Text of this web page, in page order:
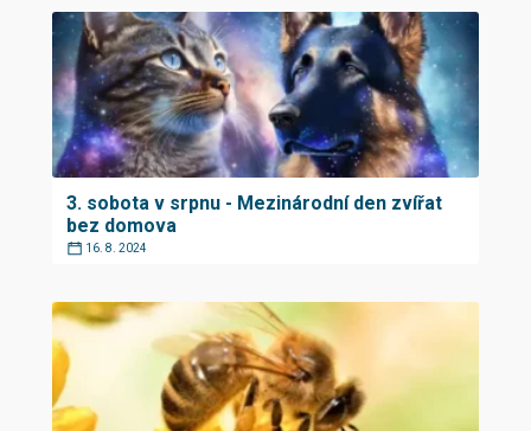
3. sobota v srpnu - Mezinárodní den zvířat
bez domova
16. 8. 2024